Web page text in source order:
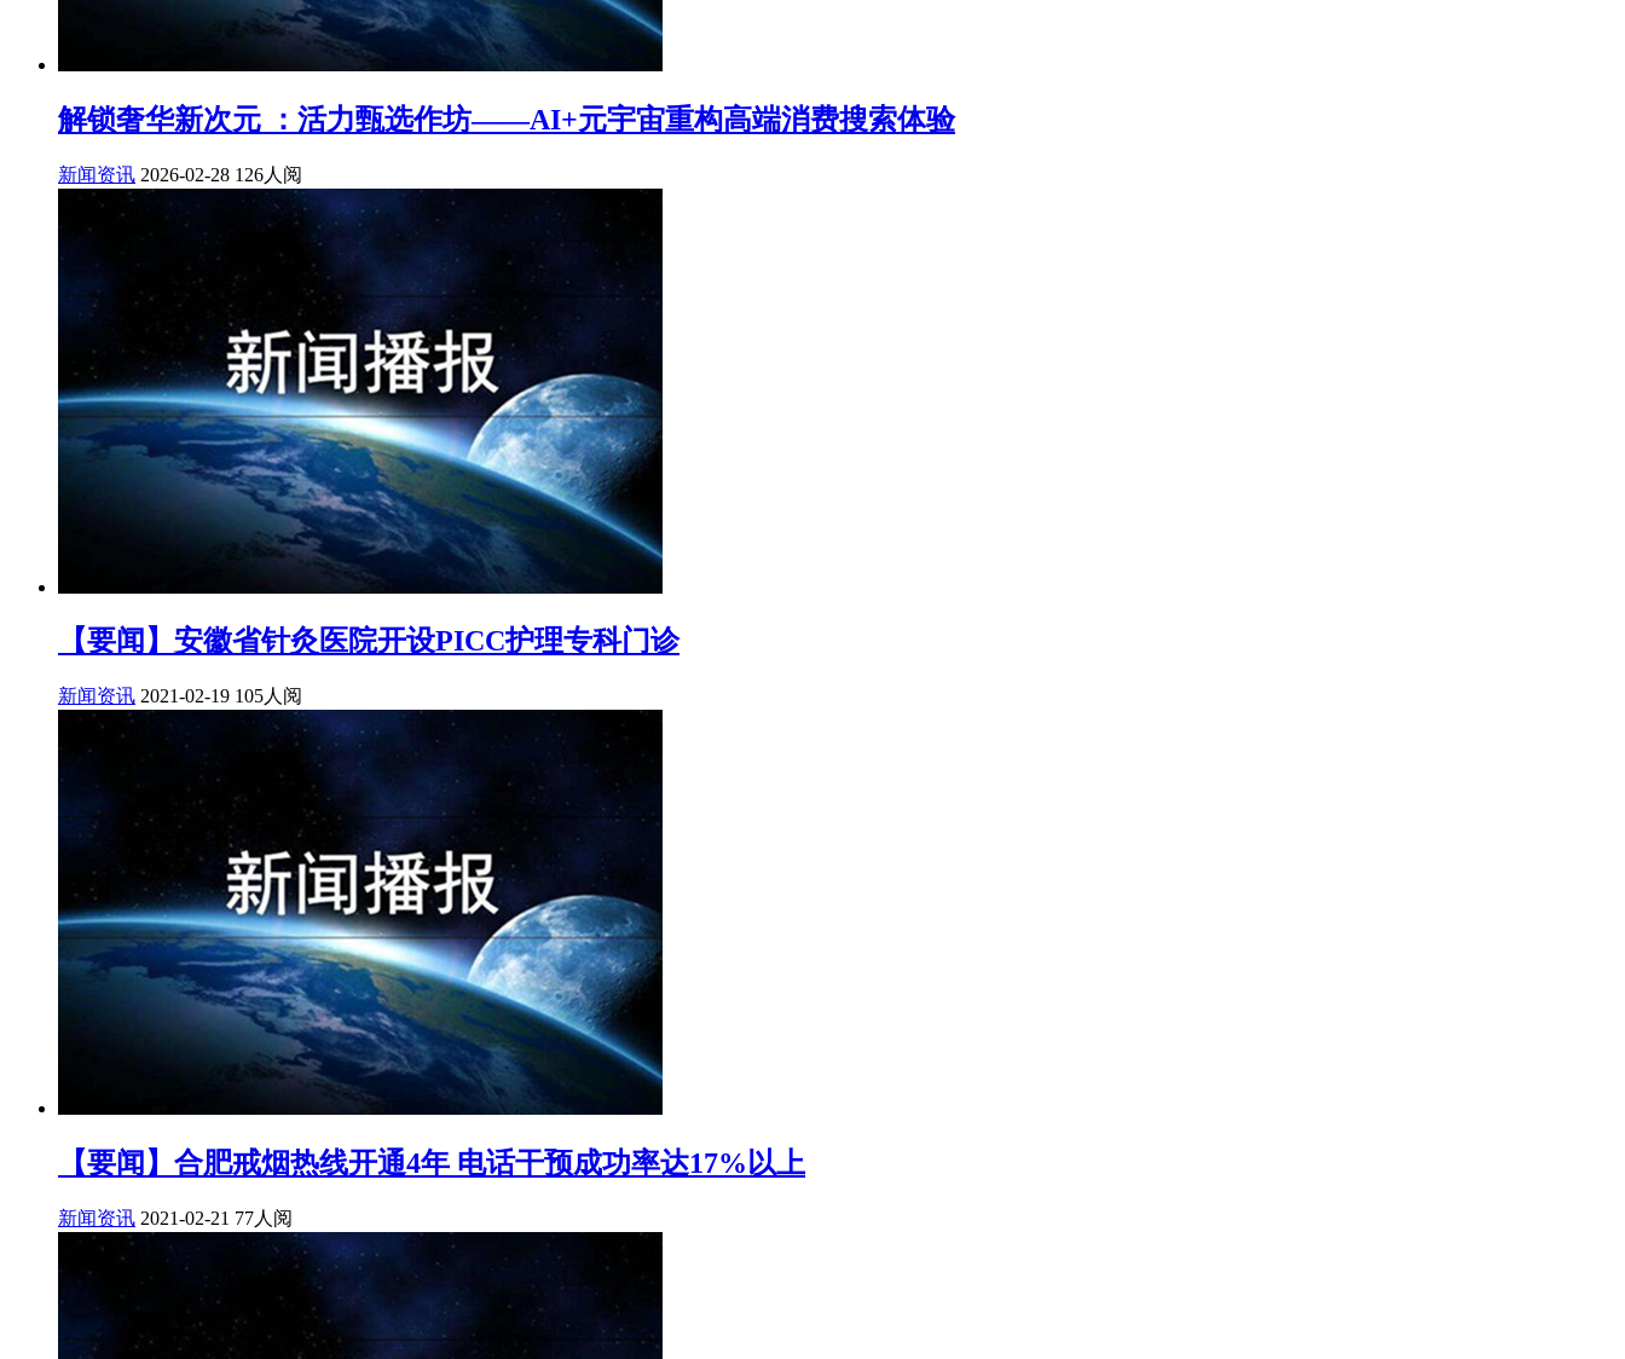
解锁奢华新次元 ：活力甄选作坊——AI+元宇宙重构高端消费搜索体验
新闻资讯 2026-02-28 126人阅
【要闻】安徽省针灸医院开设PICC护理专科门诊
新闻资讯 2021-02-19 105人阅
【要闻】合肥戒烟热线开通4年 电话干预成功率达17%以上
新闻资讯 2021-02-21 77人阅